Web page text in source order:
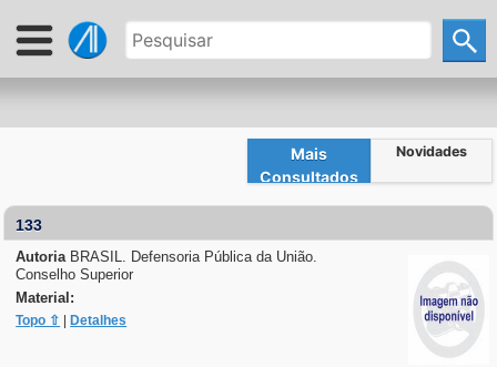
Mais
Consultados
Novidades
133
Autoria BRASIL. Defensoria Pública da União.
Conselho Superior
Material:
Topo ⇧ Detalhes